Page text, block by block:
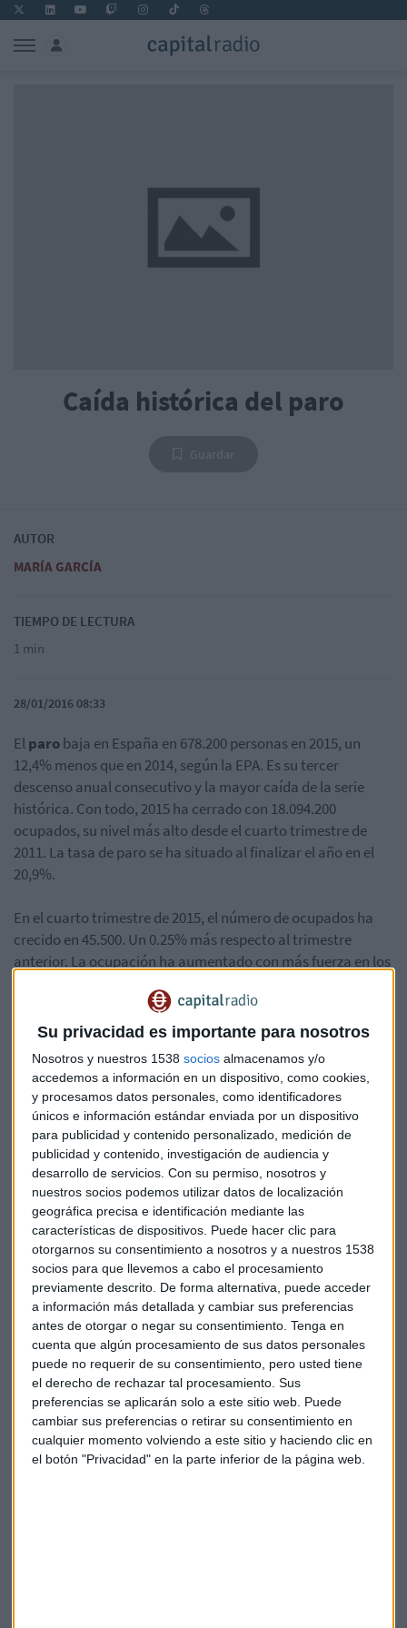
Su privacidad es importante para nosotros
Nosotros y nuestros 1538 socios almacenamos y/o
accedemos a información en un dispositivo, como cookies,
y procesamos datos personales, como identificadores
únicos e información estándar enviada por un dispositivo
para publicidad y contenido personalizado, medición de
publicidad y contenido, investigación de audiencia y
desarrollo de servicios. Con su permiso, nosotros y
nuestros socios podemos utilizar datos de localización
geográfica precisa e identificación mediante las
características de dispositivos. Puede hacer clic para
otorgarnos su consentimiento a nosotros y a nuestros 1538
socios para que llevemos a cabo el procesamiento
previamente descrito. De forma alternativa, puede acceder
a información más detallada y cambiar sus preferencias
antes de otorgar o negar su consentimiento. Tenga en
cuenta que algún procesamiento de sus datos personales
puede no requerir de su consentimiento, pero usted tiene
el derecho de rechazar tal procesamiento. Sus
preferencias se aplicarán solo a este sitio web. Puede
cambiar sus preferencias o retirar su consentimiento en
cualquier momento volviendo a este sitio y haciendo clic en
el botón "Privacidad" en la parte inferior de la página web.
Caída histórica del paro
AUTOR
MARÍA GARCÍA
TIEMPO DE LECTURA
1 min
28/01/2016 08:33
Elparobaja en España en 678.200 personas en 2015, un
12,4% menos que en 2014, según la EPA. Es su tercer
descenso anual consecutivo y la mayor caída de la serie
histórica. Con todo, 2015 ha cerrado con 18.094.200
ocupados, su nivel más alto desde el cuarto trimestre de
2011. La tasa de paro se ha situado al finalizar el año en el
20,9%.
En el cuarto trimestre de 2015, el número de ocupados ha
crecido en 45.500. Un 0.25% más respecto al trimestre
anterior. La ocupación ha aumentado con más fuerza en los
industria y construcción. Porcomunidades autónomas
paro ha bajado más en Andalucía, la Comunidad Valenciana
y Canarias.
Además, loshogares con todos sus miembros en paro han
bajado en 2015 en 209.700 personas, lo que supone casi un
12% menos que en 2014, según la EPA. Latasa de paro
juvenilcae 5,5 puntos hasta el 46.2% y el paro de larga
duración desciende un 15,4%.
Economía Epa
Suscríbete a nuestros boletines
Te enviaremos las noticias más importantes del día